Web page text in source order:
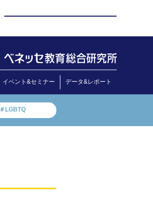
イベント&セミナー データ&レポート
＃LGBTQ